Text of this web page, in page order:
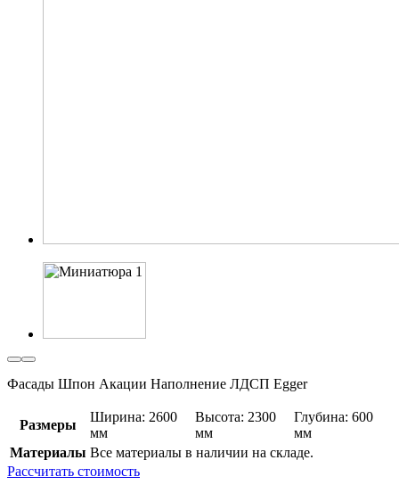
Фасады Шпон Акации Наполнение ЛДСП Egger
Размеры
Ширина: 2600
мм
Высота: 2300
мм
Глубина: 600
мм
Материалы Все материалы в наличии на складе.
Рассчитать стоимость